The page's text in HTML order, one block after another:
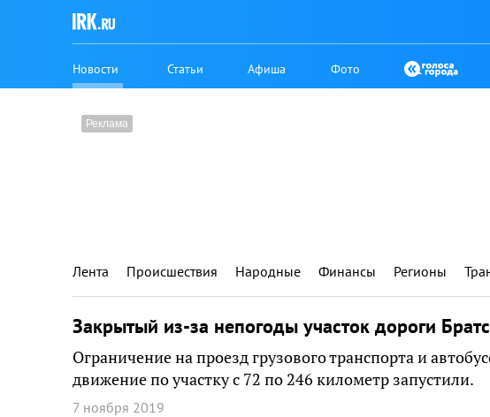
Новости Статьи Афиша Фото
Лента Происшествия Народные Финансы Регионы
Закрытый из-за непогоды участок дороги
Ограничение на проезд грузового транспорта и
движение по участку с 72 по 246 километр запустили.
7 ноября 2019